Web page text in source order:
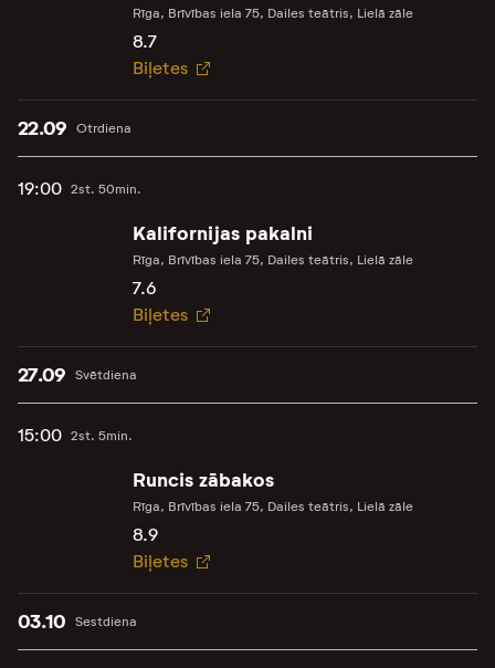
Rīga, Brīvības iela 75, Dailes teātris, Lielā zāle
8.7
Biļetes
Otrdiena
22.09
19:00 2st. 50min.
Kalifornijas pakalni
Rīga, Brīvības iela 75, Dailes teātris, Lielā zāle
7.6
Biļetes
Svētdiena
27.09
15:00 2st. 5min.
Runcis zābakos
Rīga, Brīvības iela 75, Dailes teātris, Lielā zāle
8.9
Biļetes
Sestdiena
03.10